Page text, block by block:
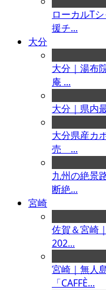
ローカルT
援チ...
大分
大分｜湯布
庵 ...
大分｜県内
大分県産カ
売 ...
九州の絶景
断絶...
宮崎
佐賀＆宮崎
202...
宮崎｜無人
「CAFFÈ...